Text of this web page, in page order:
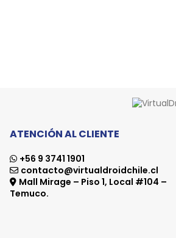
ATENCIÓN AL CLIENTE
+56 9 3741 1901
contacto@virtualdroidchile.cl
Mall Mirage – Piso 1, Local #104 –
Temuco.